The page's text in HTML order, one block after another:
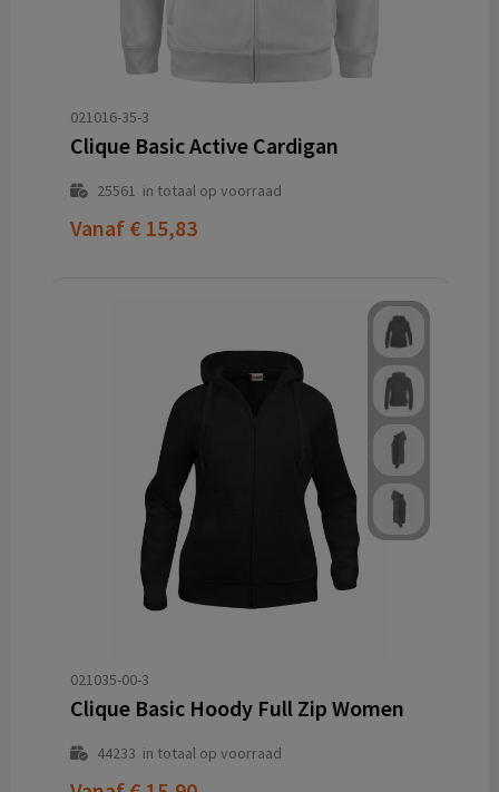
021016-35-3
Clique Basic Active Cardigan
25561 in totaal op voorraad
Vanaf € 15,83
021035-00-3
Clique Basic Hoody Full Zip Women
44233 in totaal op voorraad